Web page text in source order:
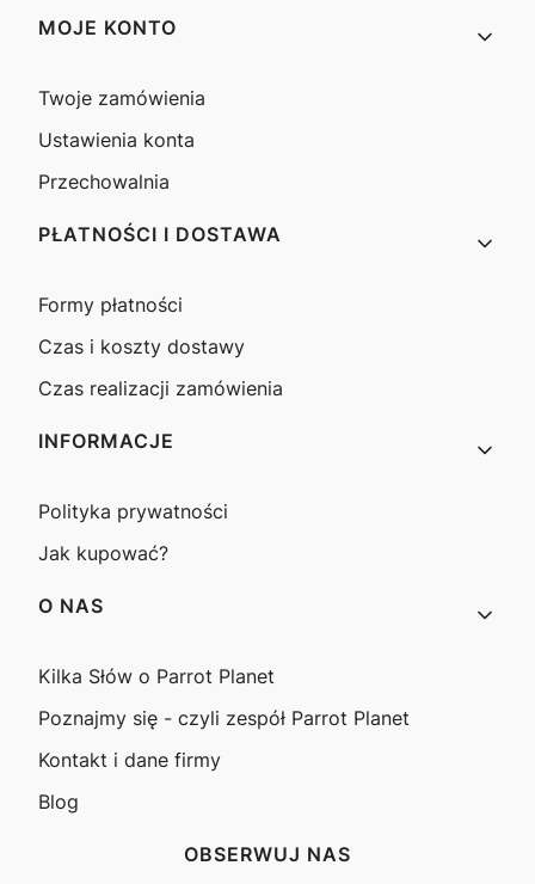
MOJE KONTO
Twoje zamówienia
Ustawienia konta
Przechowalnia
PŁATNOŚCI I DOSTAWA
Formy płatności
Czas i koszty dostawy
Czas realizacji zamówienia
INFORMACJE
Polityka prywatności
Jak kupować?
O NAS
Kilka Słów o Parrot Planet
Poznajmy się - czyli zespół Parrot Planet
Kontakt i dane firmy
Blog
OBSERWUJ NAS